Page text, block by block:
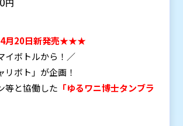
20日新発売★★★
イボトルから！／
リボト」が企画！
等と協働した 「ゆるワニ博士タンブラ